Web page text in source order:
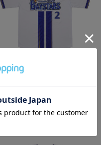
クオリティーレプリカユニフォー
ム/HOME